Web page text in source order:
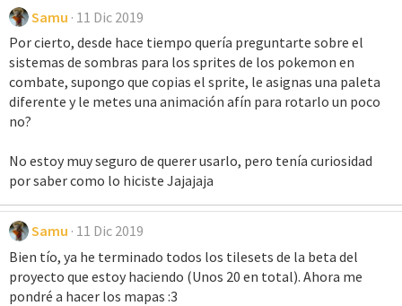
Samu 11 Dic 2019
Por cierto, desde hace tiempo quería preguntarte sobre el
sistemas de sombras para los sprites de los pokemon en
combate, supongo que copias el sprite, le asignas una paleta
diferente y le metes una animación afín para rotarlo un poco
no?
No estoy muy seguro de querer usarlo, pero tenía curiosidad
por saber como lo hiciste Jajajaja
Samu 11 Dic 2019
Bien tío, ya he terminado todos los tilesets de la beta del
proyecto que estoy haciendo (Unos 20 en total). Ahora me
pondré a hacer los mapas :3